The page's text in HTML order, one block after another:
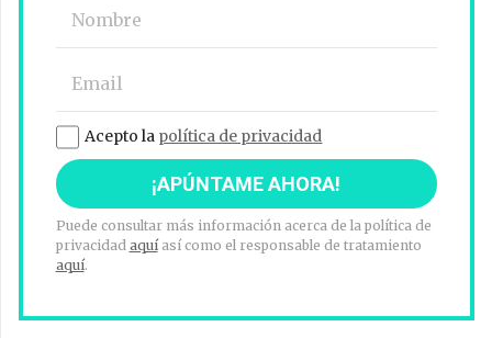
Acepto la política de privacidad
Puede consultar más información acerca de la política de
privacidad aquíasí como el responsable de tratamiento
aquí.